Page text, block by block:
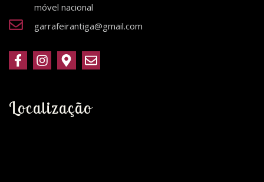
móvel nacional
garrafeirantiga@gmail.com
Localização